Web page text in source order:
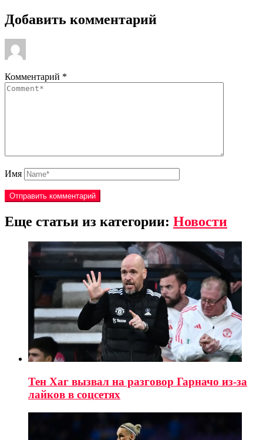
Добавить комментарий
Комментарий *
Имя
Еще статьи из категории: Новости
Тен Хаг вызвал на разговор Гарначо из-за
лайков в соцсетях